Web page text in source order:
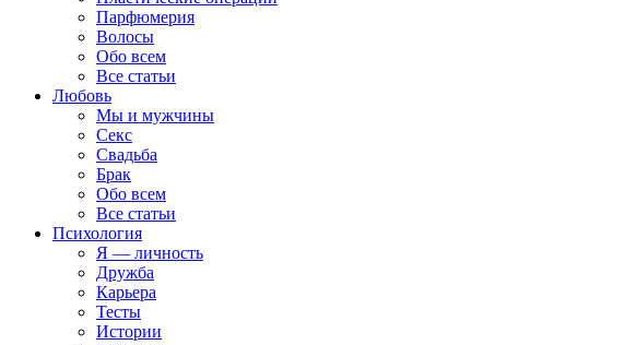
Парфюмерия
Волосы
Обо всем
Все статьи
Любовь
Мы и мужчины
Секс
Свадьба
Брак
Обо всем
Все статьи
Психология
Я — личность
Дружба
Карьера
Тесты
Истории